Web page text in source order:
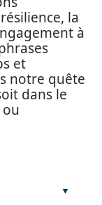
la
à
et
notre quête
dans le